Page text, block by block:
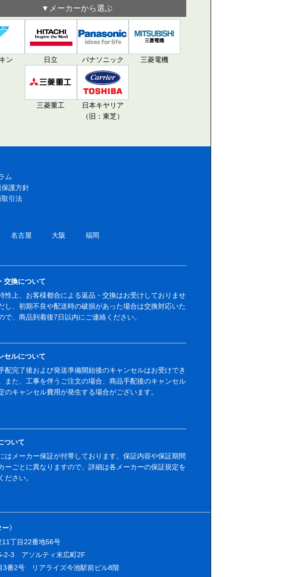
▼メーカーから選ぶ
ン 日立 パナソニック 三菱電機
三菱重工
日本キヤリア
（旧：東芝）
ム
護方針
引法
名古屋 大阪 福岡
交換について
性上、お客様都合による返品・交換はお受けしておりませ
し、初期不良や配送時の破損があった場合は交換対応いた
で、商品到着後7日以内にご連絡ください。
セルについて
配完了後および発送準備開始後のキャンセルはお受けでき
また、工事を伴うご注文の場合、商品手配後のキャンセル
のキャンセル費用が発生する場合がございます。
ついて
はメーカー保証が付帯しております。保証内容や保証期間
ーごとに異なりますので、詳細は各メーカーの保証規定を
ださい。
〉
丁目22番地56号
2-3 アソルティ末広町2F
番2号 リアライズ今池駅前ビル8階